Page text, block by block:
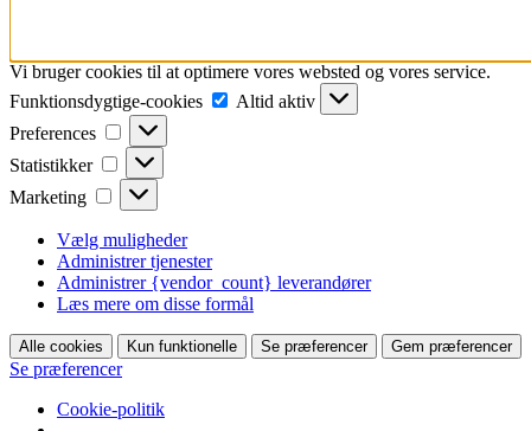
Vi bruger cookies til at optimere vores websted og vores service.
Funktionsdygtige-cookies
Funktionsdygtige-
cookies
Altid aktiv
Preferences
Preferences
Statistikker Statistikker
Marketing Marketing
Vælg muligheder
Administrer tjenester
Administrer {vendor_count} leverandører
Læs mere om disse formål
Alle cookies Kun funktionelle Se præferencer Gem præferencer
Se præferencer
Cookie-politik